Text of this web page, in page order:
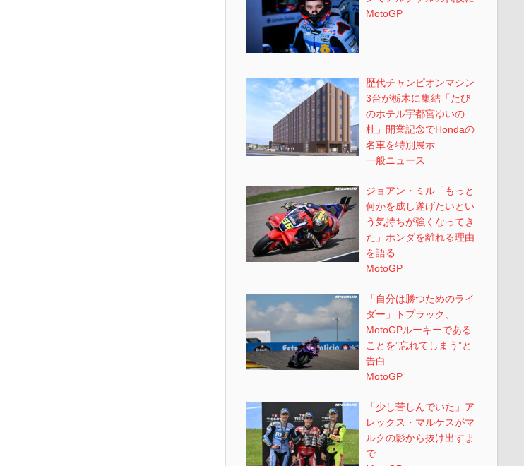
MotoGP
歴代チャンピオンマシン
3台が栃木に集結「たび
のホテル宇都宮ゆいの
杜」開業記念でHondaの
名車を特別展示
一般ニュース
ジョアン・ミル「もっと
何かを成し遂げたいとい
う気持ちが強くなってき
た」ホンダを離れる理由
を語る
MotoGP
「自分は勝つためのライ
ダー」トプラック、
MotoGPルーキーである
ことを”忘れてしまう”と
告白
MotoGP
「少し苦しんでいた」ア
レックス・マルケスがマ
ルクの影から抜け出すま
で